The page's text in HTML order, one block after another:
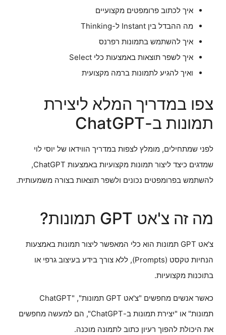
איך לכתוב פרומפטים מקצועיים
מה ההבדל בין Instant ל-Thinking
איך להשתמש בתמונות רפרנס
איך לשפר תוצאות באמצעות כלי Select
ואיך להגיע לתמונות ברמה מקצועית
צפו במדריך המלא ליצירת
תמונות ב-ChatGPT
לפני שמתחילים, מומלץ לצפות במדריך הווידאו של יוסי לוי
שמדגים כיצד ליצור תמונות מקצועיות באמצעות ChatGPT,
להשתמש בפרומפטים נכונים ולשפר תוצאות בצורה משמעותית.
מה זה צ'אט GPT תמונות?
צ'אט GPT תמונות הוא כלי המאפשר ליצור תמונות באמצעות
הנחיות טקסט (Prompts), ללא צורך בידע בעיצוב גרפי או
בתוכנות מקצועיות.
כאשר אנשים מחפשים "צ'אט GPT תמונות", "ChatGPT
תמונות" או "יצירת תמונות ב-ChatGPT", הם למעשה מחפשים
את היכולת להפוך רעיון כתוב לתמונה מוכנה.